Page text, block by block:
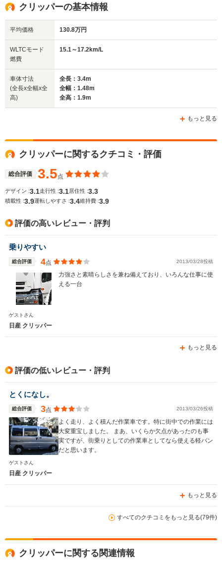
クリッパーの基本情報
平均価格 130.8万円
WLTCモード
燃費
15.1～17.2km/L
車体寸法
(全長x全幅x全
高)
全長：3.4m
全幅：1.48m
全高：1.9m
もっと見る
クリッパーに関するクチコミ・評価
総合評価 3.5点
デザイン :3.1走行性 :3.1 居住性 :3.3
積載性 :3.9運転しやすさ :3.4維持費 :3.9
評価の高いレビュー・評判
乗りやすい
総合評価 4点 2013/03/28投稿
力強さと素晴らしさを兼ね備えており、いろんな仕事に使
える一台
ゲストさん
日産 クリッパー
もっと見る
評価の低いレビュー・評判
とくになし。
総合評価 3点 2013/03/26投稿
よく走り、よく積んだ作業車です。特に街中での作業には
大変重宝しました。 まあ、いくらか欠点があったのも事
実ですが、街乗りとしての作業車としてなら使える軽バン
だと思います。
ゲストさん
日産 クリッパー
もっと見る
すべてのクチコミをもっと見る(79件)
クリッパーに関する関連情報